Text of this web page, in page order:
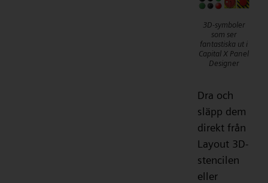
3D-symboler
som ser
fantastiska ut i
Capital X Panel
Designer
Dra och
släpp dem
direkt från
Layout 3D-
stencilen
eller